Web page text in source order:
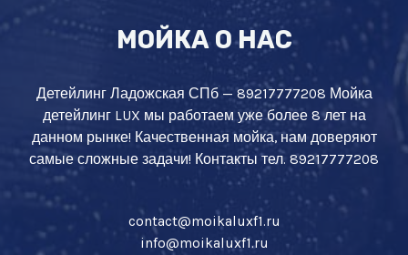
МОЙКА О НАС
Детейлинг Ладожская СПб — 89217777208 Мойка
детейлинг LUX мы работаем уже более 8 лет на
данном рынке! Качественная мойка, нам доверяют
самые сложные задачи! Контакты тел. 89217777208
contact@moikaluxf1.ru
info@moikaluxf1.ru